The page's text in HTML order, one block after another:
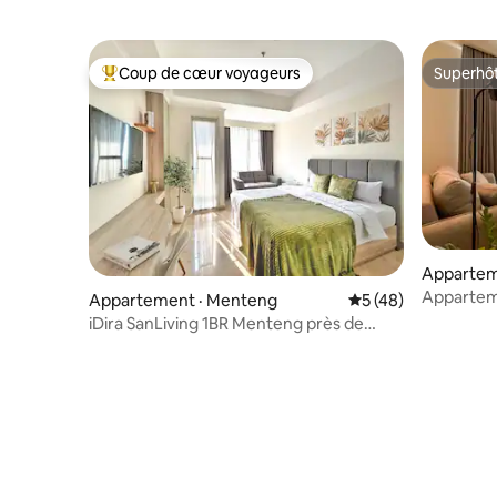
Coup de cœur voyageurs parmi les plus aimés
Coup de cœur voyageurs
Appartement · Menteng Note moyenne de
5 (48)
iDira SanLiving 1BR Menteng près de